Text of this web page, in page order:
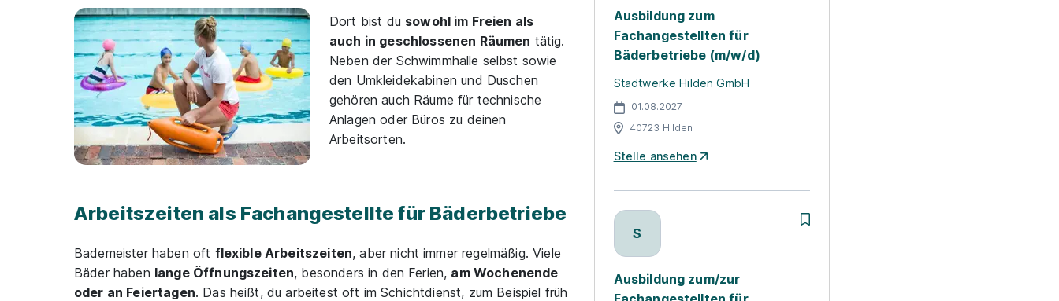
Dort bist du sowohl im Freien als
auch in geschlossenen Räumen tätig.
Neben der Schwimmhalle selbst sowie
den Umkleidekabinen und Duschen
gehören auch Räume für technische
Anlagen oder Büros zu deinen
Arbeitsorten.
Arbeitszeiten als Fachangestellte für Bäderbetriebe
Bademeister haben oft flexible Arbeitszeiten, aber nicht immer regelmäßig. Viele
Bäder haben lange Öffnungszeiten, besonders in den Ferien, am Wochenende
oder an Feiertagen. Das heißt, du arbeitest oft im Schichtdienst, zum Beispiel früh
Ausbildung zum
Fachangestellten für
Bäderbetriebe (m/w/d)
Stadtwerke Hilden GmbH
01.08.2027
40723 Hilden
Stelle ansehen
S
Ausbildung zum/zur